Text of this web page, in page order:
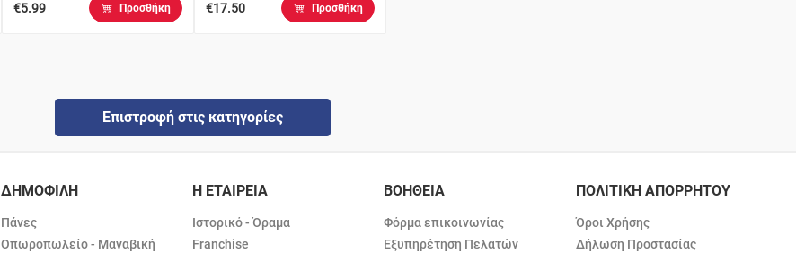
€5.99 Προσθήκη €17.50 Προσθήκη
Επιστροφή στις κατηγορίες
ΔΗΜΟΦΙΛΗ
Πάνες
Οπωροπωλείο - Μαναβική
Η ΕΤΑΙΡΕΙΑ
Ιστορικό - Όραμα
Franchise
ΒΟΗΘΕΙΑ
Φόρμα επικοινωνίας
Εξυπηρέτηση Πελατών
ΠΟΛΙΤΙΚΗ ΑΠΟΡΡΗΤΟΥ
Όροι Χρήσης
Δήλωση Προστασίας